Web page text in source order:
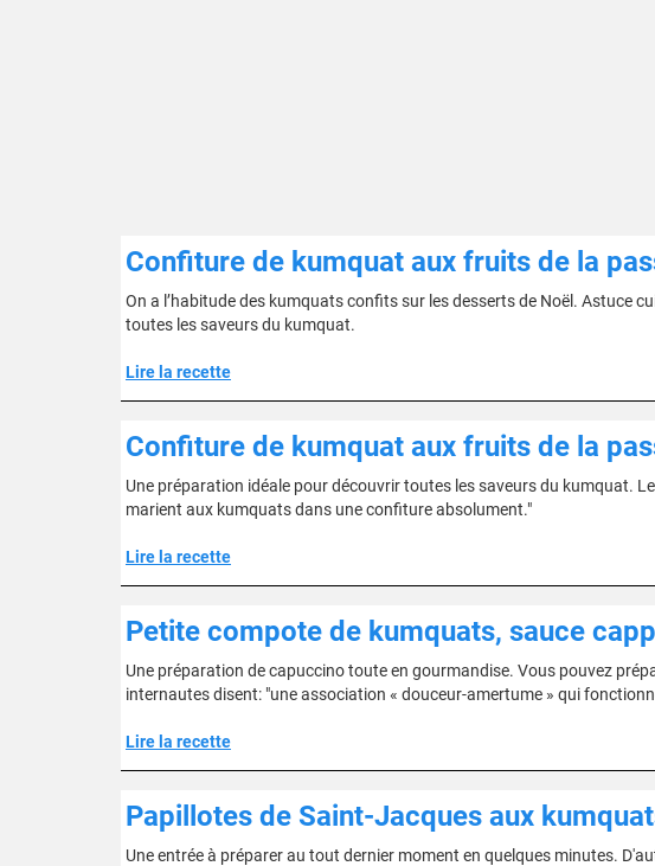
Confiture de kumquat aux fruits de la
On a l’habitude des kumquats confits sur les desserts de Noël. Astuce
toutes les saveurs du kumquat.
Lire la recette
Confiture de kumquat aux fruits de la
Une préparation idéale pour découvrir toutes les saveurs du kumquat.
marient aux kumquats dans une confiture absolument."
Lire la recette
Petite compote de kumquats, sauce
Une préparation de capuccino toute en gourmandise. Vous pouvez
internautes disent: "une association « douceur-amertume » qui
Lire la recette
Papillotes de Saint-Jacques aux
Une entrée à préparer au tout dernier moment en quelques minutes.